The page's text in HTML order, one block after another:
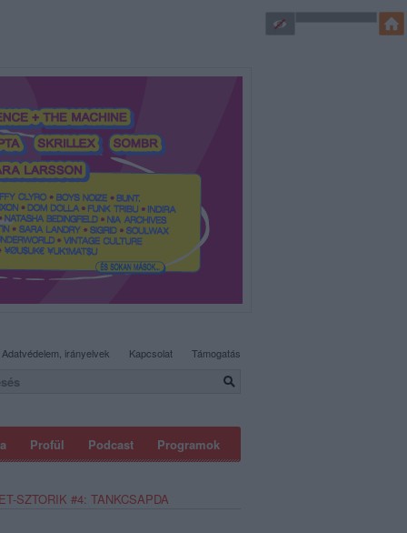
Profül Podcast Programok
Adatvédelem, irányelvek Kapcsolat Támogatás
SZTORIK #4: TANKCSAPDA
SÜTI BEÁLLÍTÁSOK MÓDOSÍTÁSA